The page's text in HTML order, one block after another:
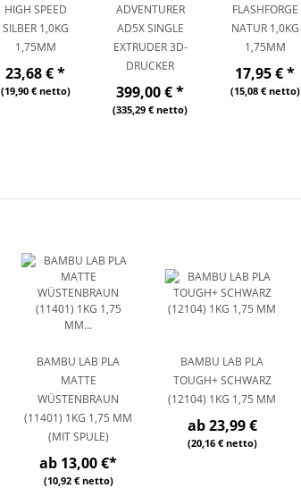
HIGH SPEED
SILBER 1,0KG
1,75MM
23,68 €*
(19,90 € netto)
ADVENTURER
AD5X SINGLE
EXTRUDER 3D-
DRUCKER
399,00 €*
(335,29 € netto)
FLASHFORGE
NATUR 1,0KG
1,75MM
17,95 €*
(15,08 € netto)
BAMBU LAB PLA
MATTE
WÜSTENBRAUN
(11401) 1KG 1,75 MM
(MIT SPULE)
ab 13,00 €*
(10,92 € netto)
BAMBU LAB PLA
TOUGH+ SCHWARZ
(12104) 1KG 1,75 MM
ab23,99 €
(20,16 € netto)